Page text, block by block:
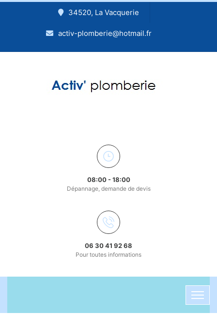
34520, La Vacquerie
activ-plomberie@hotmail.fr
08:00 - 18:00
Dépannage, demande de devis
06 30 41 92 68
Pour toutes informations